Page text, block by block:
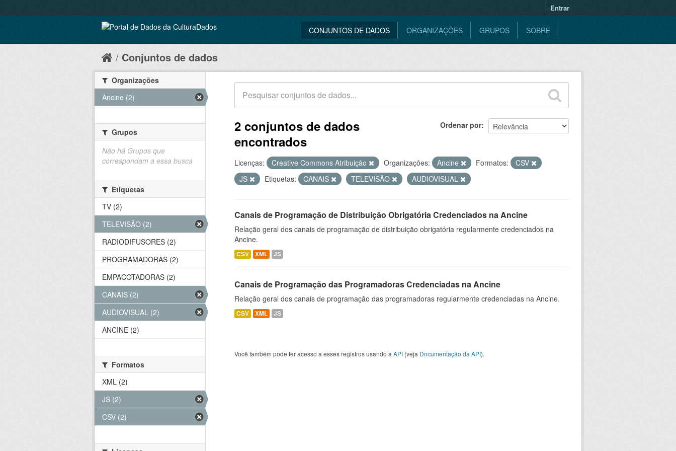
Entrar
CONJUNTOS DE DADOS ORGANIZAÇÕES GRUPOS SOBRE
Conjuntos de dados
Ordenar por
2 conjuntos de dados
encontrados
Licenças: Creative Commons Atribuição Organizações: Ancine Formatos:
CSV
JS
Etiquetas: CANAIS TELEVISÃO AUDIOVISUAL
Canais de Programação de Distribuição Obrigatória Credenciados na Ancine
Relação geral dos canais de programação de distribuição obrigatória regularmente credenciados na
Ancine.
CSV XML JS
Canais de Programação das Programadoras Credenciadas na Ancine
Relação geral dos canais de programação das programadoras regularmente credenciadas na Ancine.
CSV XML JS
Você também pode ter acesso a esses registros usando a API (veja Documentação da API).
Organizações
Ancine (2)
Grupos
Não há Grupos que
correspondam a essa busca
Etiquetas
TV (2)
TELEVISÃO (2)
RADIODIFUSORES (2)
PROGRAMADORAS (2)
EMPACOTADORAS (2)
CANAIS (2)
AUDIOVISUAL (2)
ANCINE (2)
Formatos
XML (2)
JS (2)
CSV (2)